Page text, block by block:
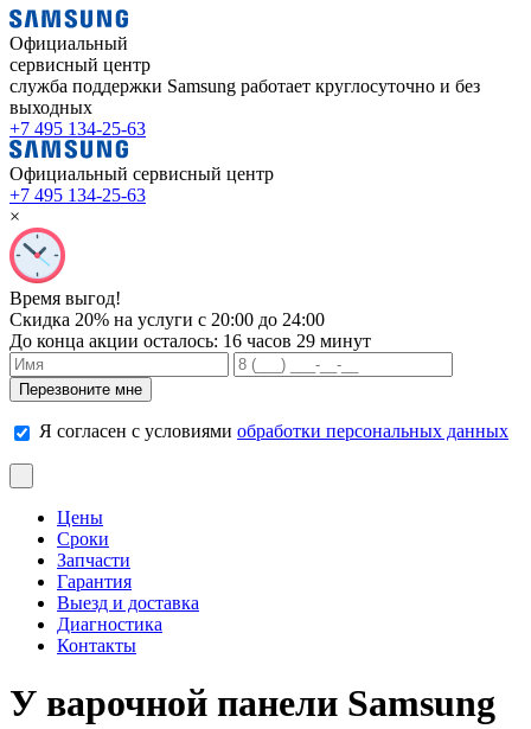
Официальный
сервисный центр
служба поддержки Samsung работает круглосуточно и без
выходных
+7 495 134-25-63
Официальный сервисный центр
+7 495 134-25-63
×
Время выгод!
Скидка 20% на услуги с 20:00 до 24:00
До конца акции осталось: 16 часов 29 минут
Я согласен с условиями обработки персональных данных
Цены
Сроки
Запчасти
Гарантия
Выезд и доставка
Диагностика
Контакты
У варочной панели Samsung